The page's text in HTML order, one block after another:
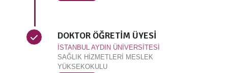
DOKTOR ÖĞRETİM ÜYESİ
İSTANBUL AYDIN ÜNİVERSİTESİ
SAĞLIK HİZMETLERİ MESLEK
YÜKSEKOKULU